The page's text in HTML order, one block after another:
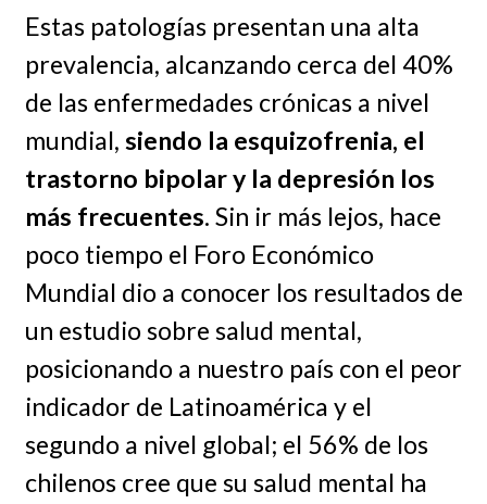
Estas patologías presentan una alta
prevalencia, alcanzando cerca del 40%
de las enfermedades crónicas a nivel
mundial, siendo la esquizofrenia, el
trastorno bipolar y la depresión los
más frecuentes. Sin ir más lejos, hace
poco tiempo el Foro Económico
Mundial dio a conocer los resultados de
un estudio sobre salud mental,
posicionando a nuestro país con el peor
indicador de Latinoamérica y el
segundo a nivel global; el 56% de los
chilenos cree que su salud mental ha